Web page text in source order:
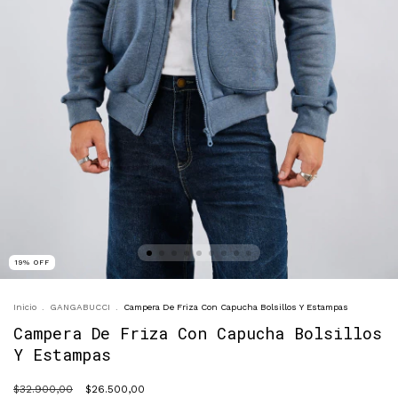
19% OFF
Inicio GANGABUCCI Campera De Friza Con Capucha Bolsillos Y Estampas
Campera De Friza Con Capucha Bolsillos
Y Estampas
$32.900,00 $26.500,00